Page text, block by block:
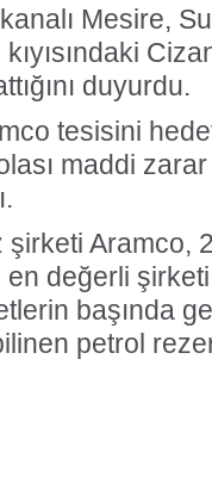
Mesire,
kıyısındaki
duyurdu.
tesisini
maddi
Aramco,
değerli
başında
petrol